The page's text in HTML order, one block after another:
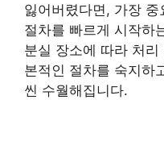
잃어버렸다면, 가장
절차를 빠르게 시작하
분실 장소에 따라 처
본적인 절차를 숙지하
씬 수월해집니다.